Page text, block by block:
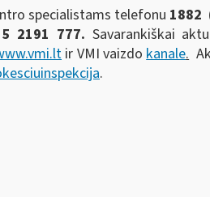
specialistams telefonu 1882
2191 777. Savarankiškai
ir VMI vaizdo kanale.
.